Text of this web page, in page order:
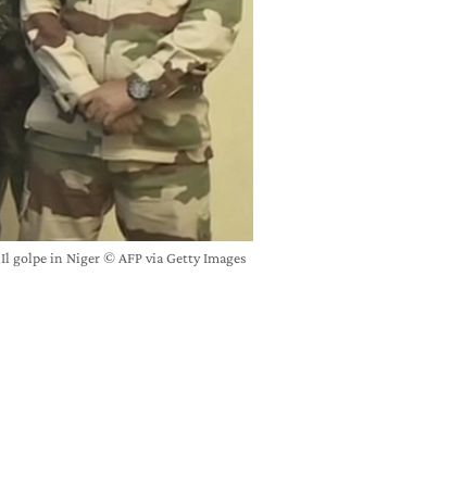
Il golpe in Niger © AFP via Getty Images